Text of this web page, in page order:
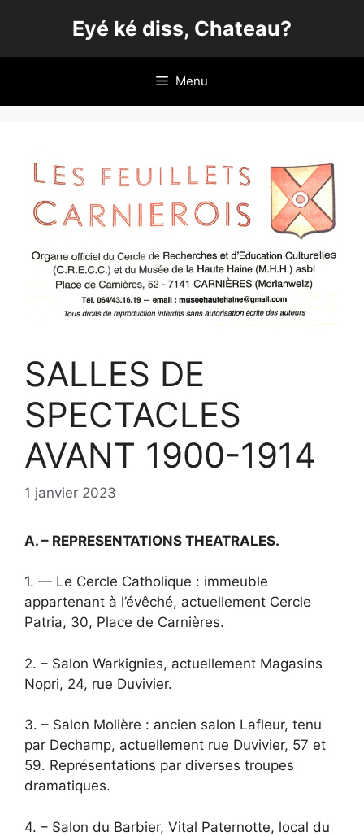
Eyé ké diss, Chateau?
Menu
SALLES DE
SPECTACLES
AVANT 1900-1914
1 janvier 2023
A. – REPRESENTATIONS THEATRALES.
1. — Le Cercle Catholique : immeuble
appartenant à l’évêché, actuellement Cercle
Patria, 30, Place de Carnières.
2. – Salon Warkignies, actuellement Magasins
Nopri, 24, rue Duvivier.
3. – Salon Molière : ancien salon Lafleur, tenu
par Dechamp, actuellement rue Duvivier, 57 et
59. Représentations par diverses troupes
dramatiques.
4. – Salon du Barbier, Vital Paternotte, local du